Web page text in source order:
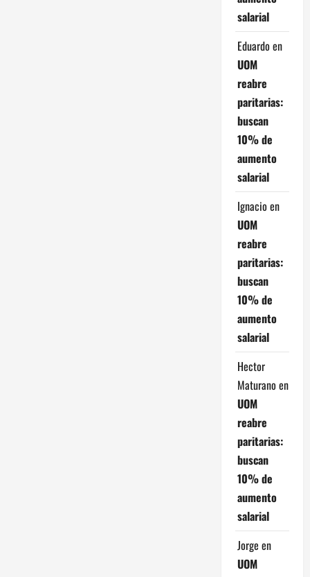
salarial
Eduardo en
UOM
reabre
paritarias:
buscan
10% de
aumento
salarial
Ignacio en
UOM
reabre
paritarias:
buscan
10% de
aumento
salarial
Hector
Maturano en
UOM
reabre
paritarias:
buscan
10% de
aumento
salarial
Jorge en
UOM